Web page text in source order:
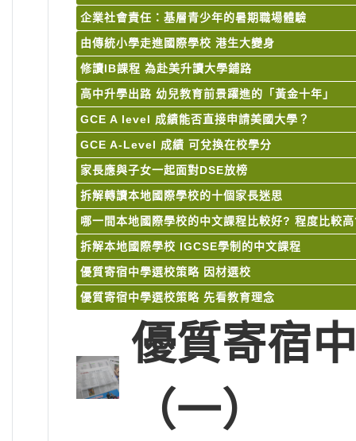
企業社會責任：基層青少年的暑期職場體驗
由傳統小學走進國際學校 港生大變身
修讀IB課程 為赴美升讀大學鋪路
高中升學出路 幼兒教育前景躍進的「黃金十年」
GCE A level 成績能否直接申請美國大學？
GCE A-Level 成績 可兌換在校學分
家長應與子女一起面對DSE放榜
拆解轉讀本地國際學校的十個家長迷思
哪一間本地國際學校的中文課程比較好? 程度比較
拆解本地國際學校 IGCSE學制的中文課程
優質寄宿中學選校策略 因材選校
優質寄宿中學選校策略 先看教育理念
優質寄宿
（一）